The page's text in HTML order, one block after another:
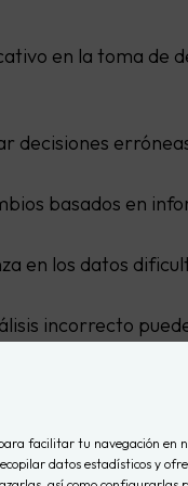
facilitar tu navegación en
datos estadísticos y
en la toma de
decisiones
basados en
en los datos
incorrecto
si las
de